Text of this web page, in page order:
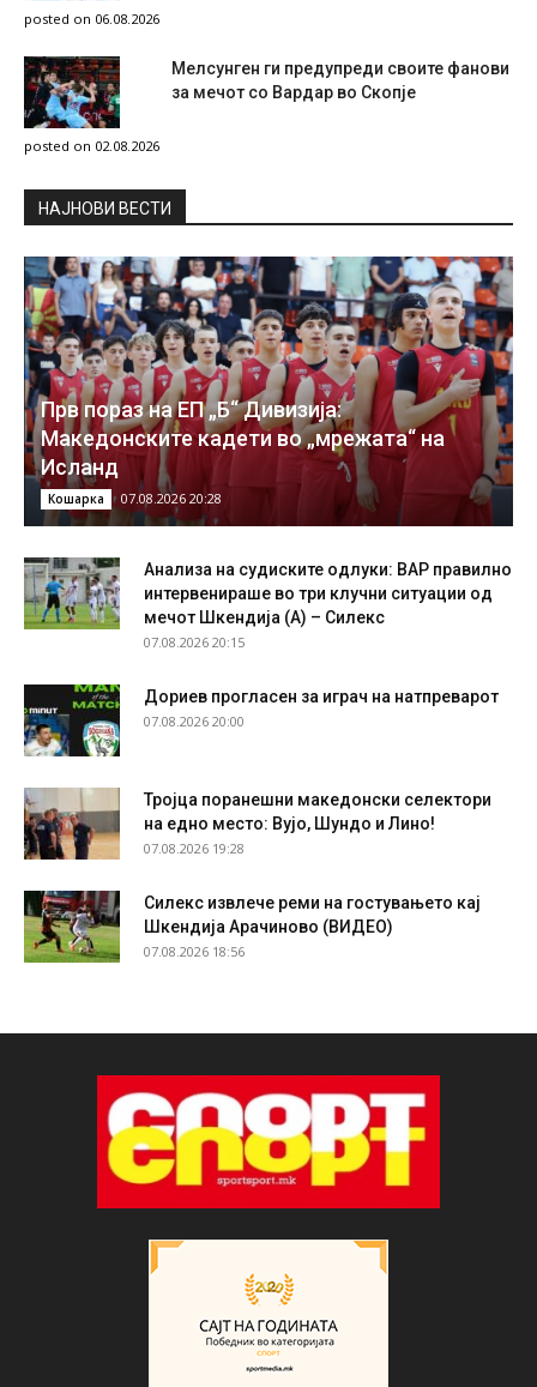
posted on 06.08.2026
Мелсунген ги предупреди своите фанови
за мечот со Вардар во Скопје
posted on 02.08.2026
НAЈНОВИ ВЕСТИ
Прв пораз на ЕП „Б“ Дивизија:
Македонските кадети во „мрежата“ на
Исланд
Кошарка 07.08.2026 20:28
Анализа на судиските одлуки: ВАР правилно
интервенираше во три клучни ситуации од
мечот Шкендија (А) – Силекс
07.08.2026 20:15
Дориев прогласен за играч на натпреварот
07.08.2026 20:00
Тројца поранешни македонски селектори
на едно место: Вујо, Шундо и Лино!
07.08.2026 19:28
Силекс извлече реми на гостувањето кај
Шкендија Арачиново (ВИДЕО)
07.08.2026 18:56